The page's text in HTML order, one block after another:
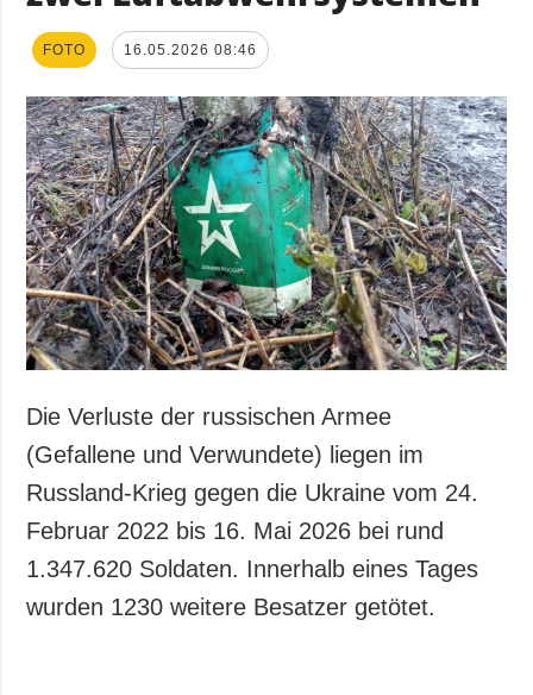
FOTO 16.05.2026 08:46
Die Verluste der russischen Armee
(Gefallene und Verwundete) liegen im
Russland-Krieg gegen die Ukraine vom 24.
Februar 2022 bis 16. Mai 2026 bei rund
1.347.620 Soldaten. Innerhalb eines Tages
wurden 1230 weitere Besatzer getötet.